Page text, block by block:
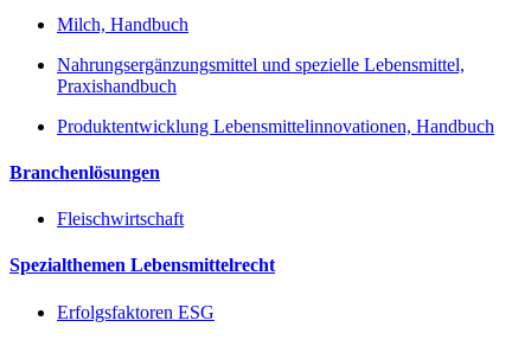
Milch, Handbuch
Nahrungsergänzungsmittel und spezielle Lebensmittel,
Praxishandbuch
Produktentwicklung Lebensmittelinnovationen, Handbuch
Branchenlösungen
Fleischwirtschaft
Spezialthemen Lebensmittelrecht
Erfolgsfaktoren ESG